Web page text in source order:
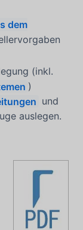
dem
(inkl.
)
und
auslegen.